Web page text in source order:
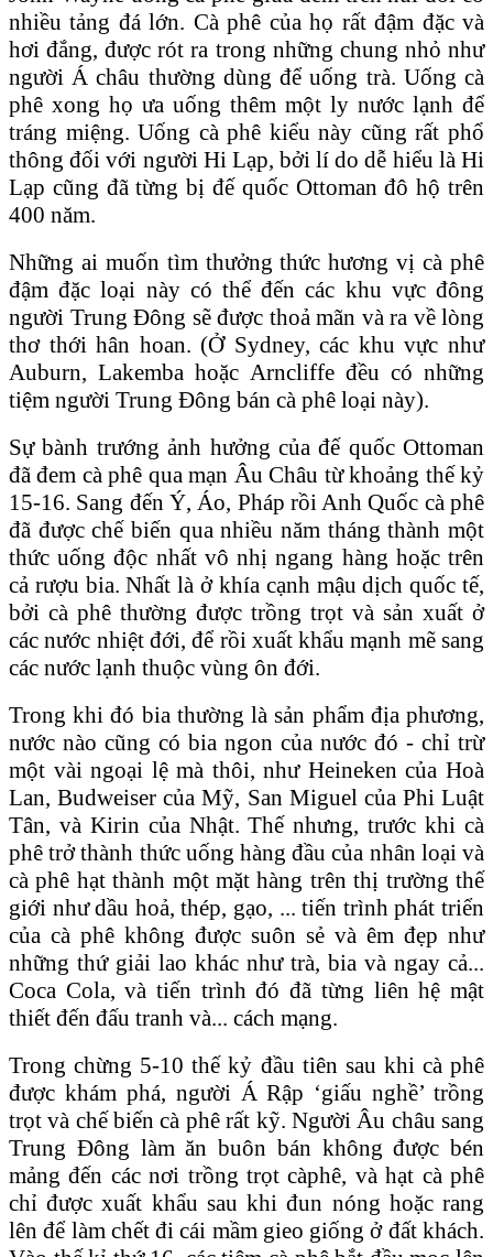
nhiều tảng đá lớn. Cà phê của họ rất đậm đặc và
hơi đắng, được rót ra trong những chung nhỏ như
người Á châu thường dùng để uống trà. Uống cà
phê xong họ ưa uống thêm một ly nước lạnh để
tráng miệng. Uống cà phê kiểu này cũng rất phổ
thông đối với người Hi Lạp, bởi lí do dễ hiểu là Hi
Lạp cũng đã từng bị đế quốc Ottoman đô hộ trên
400 năm.
Những ai muốn tìm thưởng thức hương vị cà phê
đậm đặc loại này có thể đến các khu vực đông
người Trung Ðông sẽ được thoả mãn và ra về lòng
thơ thới hân hoan. (Ở Sydney, các khu vực như
Auburn, Lakemba hoặc Arncliffe đều có những
tiệm người Trung Ðông bán cà phê loại này).
Sự bành trướng ảnh hưởng của đế quốc Ottoman
đã đem cà phê qua mạn Âu Châu từ khoảng thế kỷ
15-16. Sang đến Ý, Áo, Pháp rồi Anh Quốc cà phê
đã được chế biến qua nhiều năm tháng thành một
thức uống độc nhất vô nhị ngang hàng hoặc trên
cả rượu bia. Nhất là ở khía cạnh mậu dịch quốc tế,
bởi cà phê thường được trồng trọt và sản xuất ở
các nước nhiệt đới, để rồi xuất khẩu mạnh mẽ sang
các nước lạnh thuộc vùng ôn đới.
Trong khi đó bia thường là sản phẩm địa phương,
nước nào cũng có bia ngon của nước đó - chỉ trừ
một vài ngoại lệ mà thôi, như Heineken của Hoà
Lan, Budweiser của Mỹ, San Miguel của Phi Luật
Tân, và Kirin của Nhật. Thế nhưng, trước khi cà
phê trở thành thức uống hàng đầu của nhân loại và
cà phê hạt thành một mặt hàng trên thị trường thế
giới như dầu hoả, thép, gạo, ... tiến trình phát triển
của cà phê không được suôn sẻ và êm đẹp như
những thứ giải lao khác như trà, bia và ngay cả...
Coca Cola, và tiến trình đó đã từng liên hệ mật
thiết đến đấu tranh và... cách mạng.
Trong chừng 5-10 thế kỷ đầu tiên sau khi cà phê
được khám phá, người Á Rập ‘giấu nghề’ trồng
trọt và chế biến cà phê rất kỹ. Người Âu châu sang
Trung Đông làm ăn buôn bán không được bén
mảng đến các nơi trồng trọt càphê, và hạt cà phê
chỉ được xuất khẩu sau khi đun nóng hoặc rang
lên để làm chết đi cái mầm gieo giống ở đất khách.